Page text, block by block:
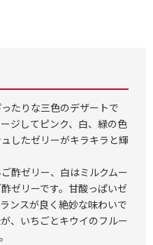
たりな三色のデザートで
ジしてピンク、白、緑の色
したゼリーがキラキラと輝
酢ゼリー、白はミルクムー
ゼリーです。甘酸っぱいゼ
ンスが良く絶妙な味わいで
、いちごとキウイのフルー